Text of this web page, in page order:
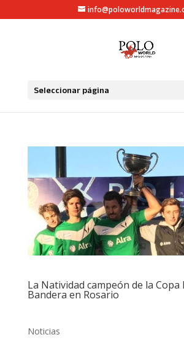
Seleccionar página
La Natividad campeón de la Copa
Bandera en Rosario
Noticias